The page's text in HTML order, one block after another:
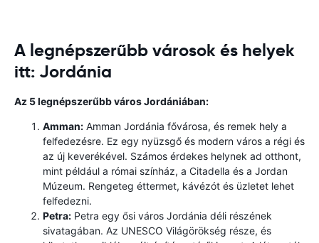
A legnépszerűbb városok és helyek
itt: Jordánia
Az 5 legnépszerűbb város Jordániában:
Amman: Amman Jordánia fővárosa, és remek hely a
felfedezésre. Ez egy nyüzsgő és modern város a régi és
az új keverékével. Számos érdekes helynek ad otthont,
mint például a római színház, a Citadella és a Jordan
Múzeum. Rengeteg éttermet, kávézót és üzletet lehet
felfedezni.
Petra: Petra egy ősi város Jordánia déli részének
sivatagában. Az UNESCO Világörökség része, és